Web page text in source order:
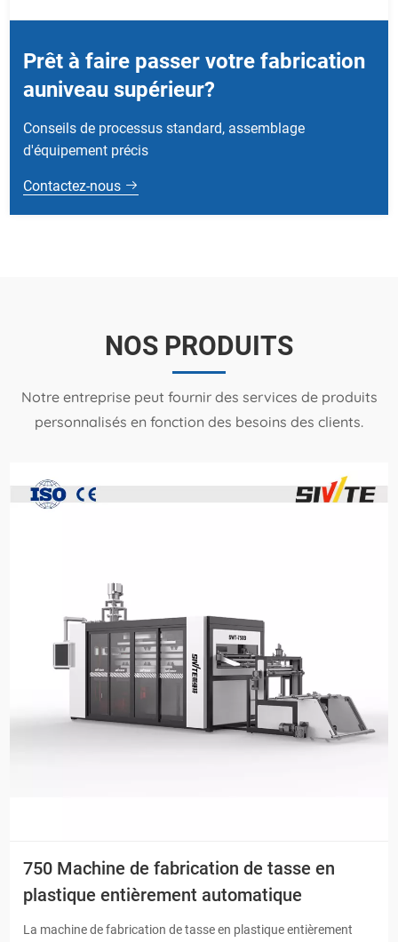
Prêt à faire passer votre fabrication
auniveau supérieur?
Conseils de processus standard, assemblage
d'équipement précis
Contactez-nous
NOS PRODUITS
Notre entreprise peut fournir des services de produits
personnalisés en fonction des besoins des clients.
750 Machine de fabrication de tasse en
plastique entièrement automatique
La machine de fabrication de tasse en plastique entièrement